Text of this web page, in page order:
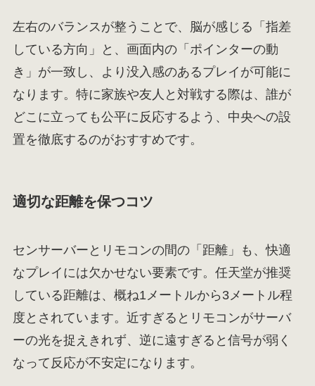
左右のバランスが整うことで、脳が感じる「指差
している方向」と、画面内の「ポインターの動
き」が一致し、より没入感のあるプレイが可能に
なります。特に家族や友人と対戦する際は、誰が
どこに立っても公平に反応するよう、中央への設
置を徹底するのがおすすめです。
適切な距離を保つコツ
センサーバーとリモコンの間の「距離」も、快適
なプレイには欠かせない要素です。任天堂が推奨
している距離は、概ね1メートルから3メートル程
度とされています。近すぎるとリモコンがサーバ
ーの光を捉えきれず、逆に遠すぎると信号が弱く
なって反応が不安定になります。